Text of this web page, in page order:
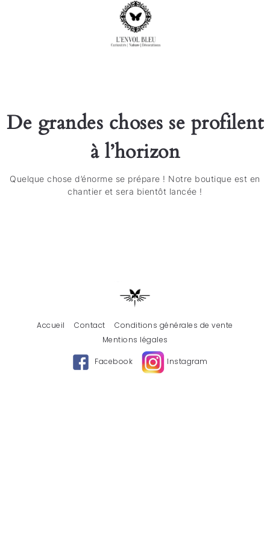
De grandes choses se profilent
à l’horizon
Quelque chose d’énorme se prépare ! Notre boutique est en
chantier et sera bientôt lancée !
Accueil Contact
Conditions générales de vente
Mentions légales
Facebook Instagram